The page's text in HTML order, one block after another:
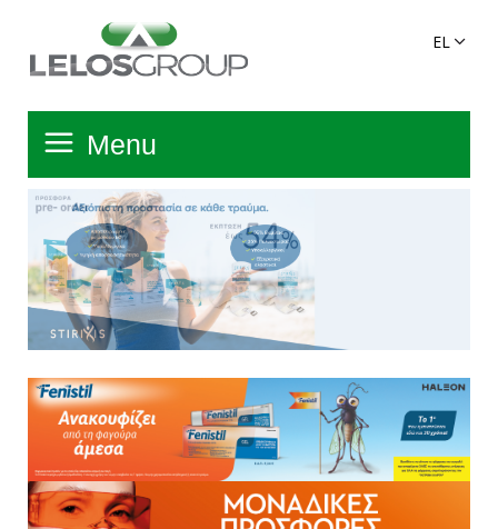
Menu
Αρχική Σελίδα
Όμιλος
Υπηρεσίες
Πανελλαδικό Δίκτυο
Προϊόντα Ομίλου